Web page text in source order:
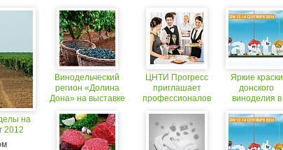
на
2012
Винодельческий
регион «Долина
Дона» на выставке
2012
ЦНТИ Прогресс
приглашает
профессионалов
организации
успешных банкетов
Яркие краски
донского
виноделия в
Taste of
Moscow